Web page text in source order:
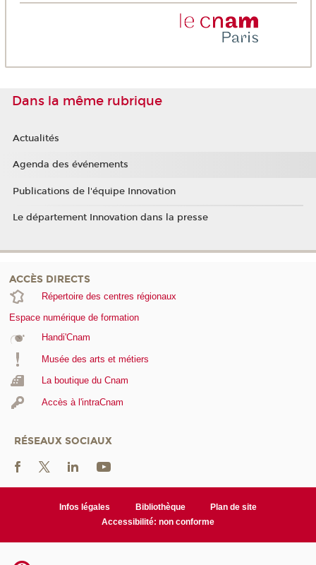
Dans la même rubrique
Actualités
Agenda des événements
Publications de l'équipe Innovation
Le département Innovation dans la presse
ACCÈS DIRECTS
Répertoire des centres régionaux
Espace numérique de formation
Handi'Cnam
Musée des arts et métiers
La boutique du Cnam
Accès à l'intraCnam
RÉSEAUX SOCIAUX
Infos légales Bibliothèque
Plan de site
Accessibilité: non conforme